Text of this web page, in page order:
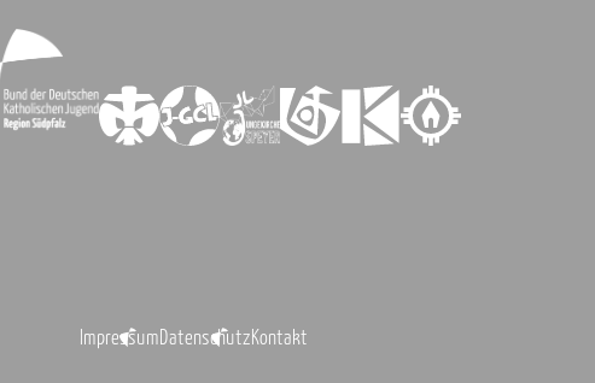
ImpressumDatenschutzKontakt